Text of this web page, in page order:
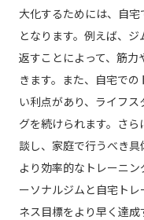
大化するためには、自
となります。例えば、
返すことによって、筋
きます。また、自宅で
い利点があり、ライフ
グを続けられます。さ
談し、家庭で行うべき具
より効率的なトレーニ
ーソナルジムと自宅ト
ネス目標をより早く達成